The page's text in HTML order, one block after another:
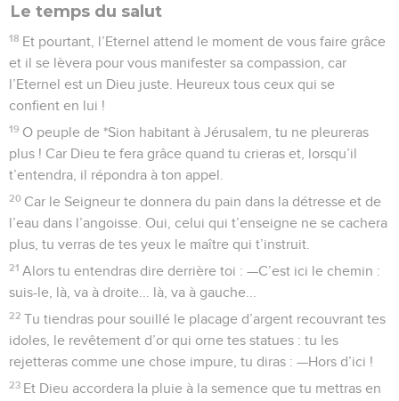
Le temps du salut
18 Et pourtant, l’Eternel attend le moment de vous faire grâce
et il se lèvera pour vous manifester sa compassion, car
l’Eternel est un Dieu juste. Heureux tous ceux qui se
confient en lui !
19 O peuple de *Sion habitant à Jérusalem, tu ne pleureras
plus ! Car Dieu te fera grâce quand tu crieras et, lorsqu’il
t’entendra, il répondra à ton appel.
20 Car le Seigneur te donnera du pain dans la détresse et de
l’eau dans l’angoisse. Oui, celui qui t’enseigne ne se cachera
plus, tu verras de tes yeux le maître qui t’instruit.
21 Alors tu entendras dire derrière toi : —C’est ici le chemin :
suis-le, là, va à droite... là, va à gauche...
22 Tu tiendras pour souillé le placage d’argent recouvrant tes
idoles, le revêtement d’or qui orne tes statues : tu les
rejetteras comme une chose impure, tu diras : —Hors d’ici !
23 Et Dieu accordera la pluie à la semence que tu mettras en